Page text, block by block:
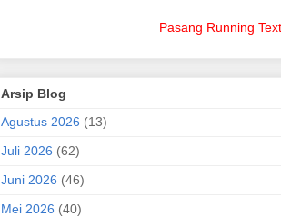
Pasang Running Text
Arsip Blog
Agustus 2026 (13)
Juli 2026 (62)
Juni 2026 (46)
Mei 2026 (40)